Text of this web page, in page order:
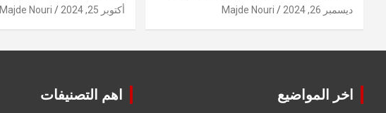
ديسمبر 26, 2024 Majde Nouri أكتوبر 25, 2024 Majde Nouri
اخر المواضيع اهم التصنيفات